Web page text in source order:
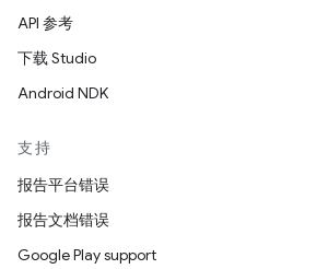
API 参考
下载 Studio
Android NDK
支持
报告平台错误
报告文档错误
Google Play support